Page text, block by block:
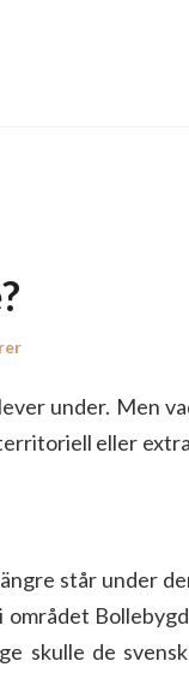
under. Men
eller
står under
skulle de